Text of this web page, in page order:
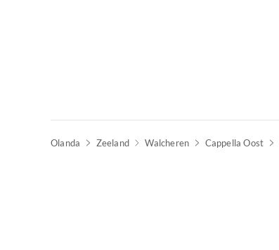
Olanda Zeeland Walcheren Cappella Oost